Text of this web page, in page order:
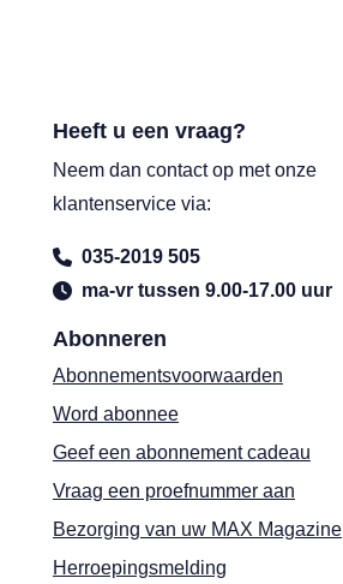
Abonneren
Abonnementsvoorwaarden
Word abonnee
Geef een abonnement cadeau
Vraag een proefnummer aan
Bezorging van uw MAX Magazine
Herroepingsmelding
Heeft u een vraag?
Neem dan contact op met onze
klantenservice via:
035-2019 505
ma-vr tussen 9.00-17.00 uur